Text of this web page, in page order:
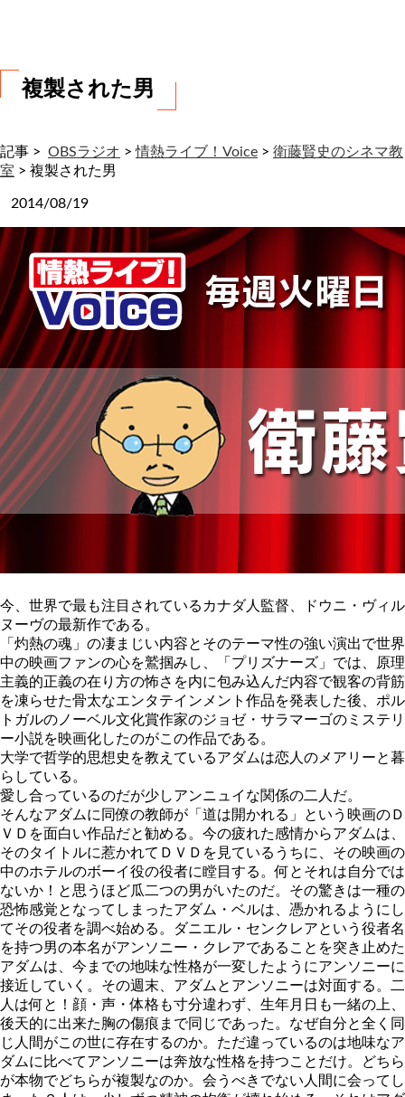
複製された男
記事 > OBSラジオ >情熱ライブ！Voice > 衛藤賢史のシネマ教
室 > 複製された男
2014/08/19
今、世界で最も注目されているカナダ人監督、ドウニ・ヴィル
ヌーヴの最新作である。
「灼熱の魂」の凄まじい内容とそのテーマ性の強い演出で世界
中の映画ファンの心を鷲掴みし、「プリズナーズ」では、原理
主義的正義の在り方の怖さを内に包み込んだ内容で観客の背筋
を凍らせた骨太なエンタテインメント作品を発表した後、ポル
トガルのノーベル文化賞作家のジョゼ・サラマーゴのミステリ
ー小説を映画化したのがこの作品である。
大学で哲学的思想史を教えているアダムは恋人のメアリーと暮
らしている。
愛し合っているのだが少しアンニュイな関係の二人だ。
そんなアダムに同僚の教師が「道は開かれる」という映画のＤ
ＶＤを面白い作品だと勧める。今の疲れた感情からアダムは、
そのタイトルに惹かれてＤＶＤを見ているうちに、その映画の
中のホテルのボーイ役の役者に瞠目する。何とそれは自分では
ないか！と思うほど瓜二つの男がいたのだ。その驚きは一種の
恐怖感覚となってしまったアダム・ベルは、憑かれるようにし
てその役者を調べ始める。ダニエル・センクレアという役者名
を持つ男の本名がアンソニー・クレアであることを突き止めた
アダムは、今までの地味な性格が一変したようにアンソニーに
接近していく。その週末、アダムとアンソニーは対面する。二
人は何と！顔・声・体格も寸分違わず、生年月日も一緒の上、
後天的に出来た胸の傷痕まで同じであった。なぜ自分と全く同
じ人間がこの世に存在するのか。ただ違っているのは地味なア
ダムに比べてアンソニーは奔放な性格を持つことだけ。どちら
が本物でどちらが複製なのか。会うべきでない人間に会ってし